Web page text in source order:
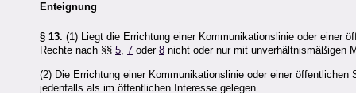
Enteignung
§ 13. (1) Liegt die Errichtung einer Kommunikationslinie oder einer
Rechte nach §§ 5, 7 oder 8 nicht oder nur mit unverhältnismäßigen
(2) Die Errichtung einer Kommunikationslinie oder einer
jedenfalls als im öffentlichen Interesse gelegen.